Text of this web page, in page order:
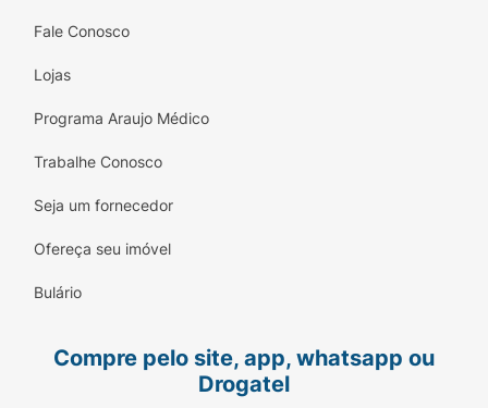
sensível do bebê.
Presenteie com carinho e qualidade. O
Bubble Baby Orgânica
Fale Conosco
Lojas
Programa Araujo Médico
Trabalhe Conosco
Seja um fornecedor
Ofereça seu imóvel
Bulário
Compre pelo site, app, whatsapp ou
Drogatel